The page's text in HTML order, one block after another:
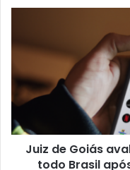
Juiz de Goiás
todo Brasil